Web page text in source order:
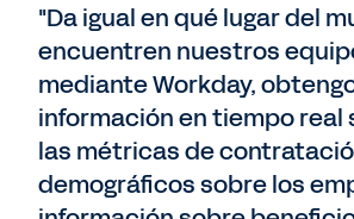
"Da igual en qué lugar del
encuentren nuestros
mediante Workday,
información en tiempo real
las métricas de
demográficos sobre los